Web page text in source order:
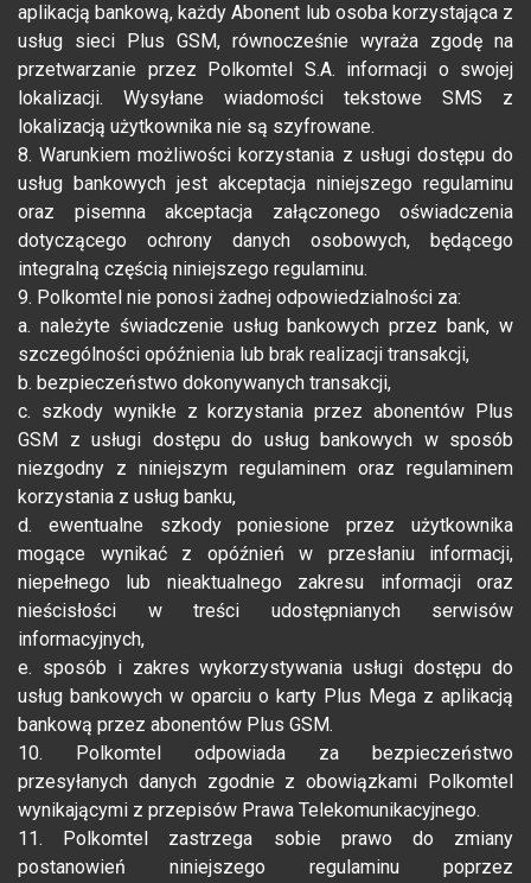
aplikacją bankową, każdy Abonent lub osoba korzystająca z
usług sieci Plus GSM, równocześnie wyraża zgodę na
przetwarzanie przez Polkomtel S.A. informacji o swojej
lokalizacji. Wysyłane wiadomości tekstowe SMS z
lokalizacją użytkownika nie są szyfrowane.
8. Warunkiem możliwości korzystania z usługi dostępu do
usług bankowych jest akceptacja niniejszego regulaminu
oraz pisemna akceptacja załączonego oświadczenia
dotyczącego ochrony danych osobowych, będącego
integralną częścią niniejszego regulaminu.
9. Polkomtel nie ponosi żadnej odpowiedzialności za:
a. należyte świadczenie usług bankowych przez bank, w
szczególności opóźnienia lub brak realizacji transakcji,
b. bezpieczeństwo dokonywanych transakcji,
c. szkody wynikłe z korzystania przez abonentów Plus
GSM z usługi dostępu do usług bankowych w sposób
niezgodny z niniejszym regulaminem oraz regulaminem
korzystania z usług banku,
d. ewentualne szkody poniesione przez użytkownika
mogące wynikać z opóźnień w przesłaniu informacji,
niepełnego lub nieaktualnego zakresu informacji oraz
nieścisłości w treści udostępnianych serwisów
informacyjnych,
e. sposób i zakres wykorzystywania usługi dostępu do
usług bankowych w oparciu o karty Plus Mega z aplikacją
bankową przez abonentów Plus GSM.
10. Polkomtel odpowiada za bezpieczeństwo
przesyłanych danych zgodnie z obowiązkami Polkomtel
wynikającymi z przepisów Prawa Telekomunikacyjnego.
11. Polkomtel zastrzega sobie prawo do zmiany
postanowień niniejszego regulaminu poprzez